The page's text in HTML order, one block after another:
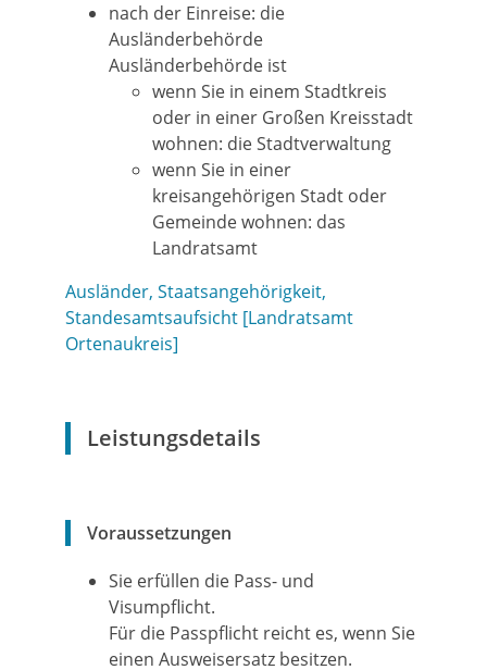
nach der Einreise: die
Ausländerbehörde
Ausländerbehörde ist
wenn Sie in einem Stadtkreis
oder in einer Großen Kreisstadt
wohnen: die Stadtverwaltung
wenn Sie in einer
kreisangehörigen Stadt oder
Gemeinde wohnen: das
Landratsamt
Ausländer, Staatsangehörigkeit,
Standesamtsaufsicht [Landratsamt
Ortenaukreis]
Leistungsdetails
Voraussetzungen
Sie erfüllen die Pass- und
Visumpflicht.
Für die Passpflicht reicht es, wenn Sie
einen Ausweisersatz besitzen.